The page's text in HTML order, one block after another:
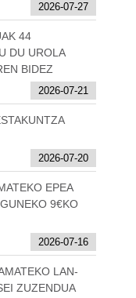
2026-07-27
44
DU UROLA
BIDEZ
2026-07-21
2026-07-20
EPEA
9€KO
2026-07-16
LAN-
ZUZENDUA